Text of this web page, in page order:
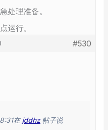
处理准备。
运行。
#530
在jddhz帖子说